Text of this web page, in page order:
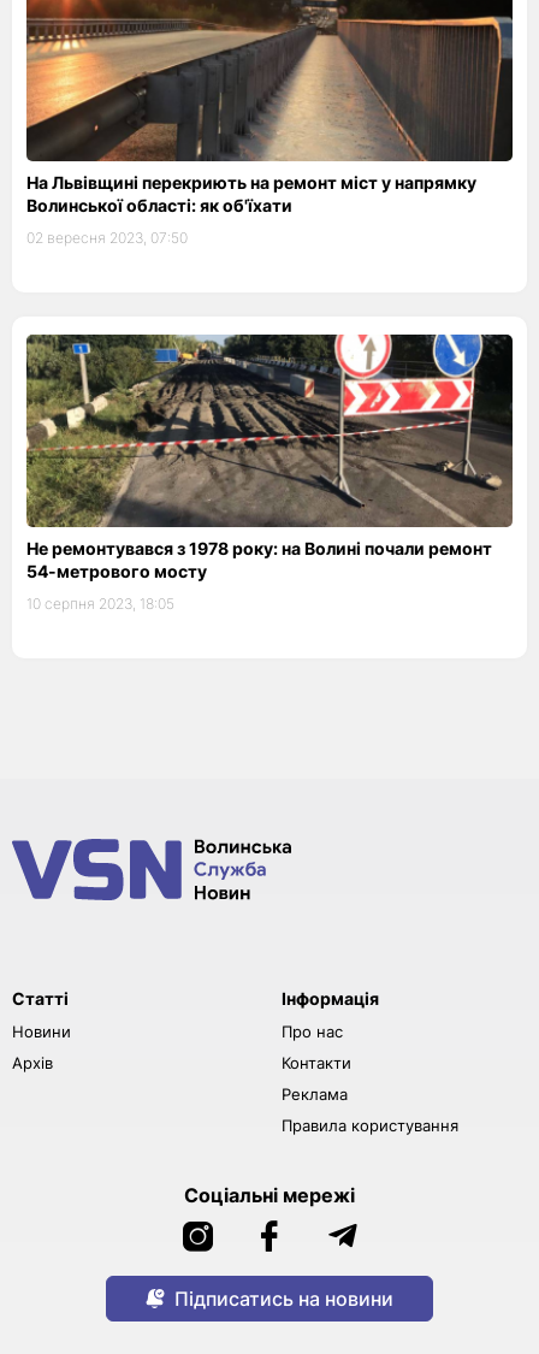
На Львівщині перекриють на ремонт міст у напрямку
Волинської області: як об'їхати
02 вересня 2023, 07:50
Не ремонтувався з 1978 року: на Волині почали ремонт
54-метрового мосту
10 серпня 2023, 18:05
Статті
Новини
Архів
Інформація
Про нас
Контакти
Реклама
Правила користування
Соціальні мережі
Підписатись на новини